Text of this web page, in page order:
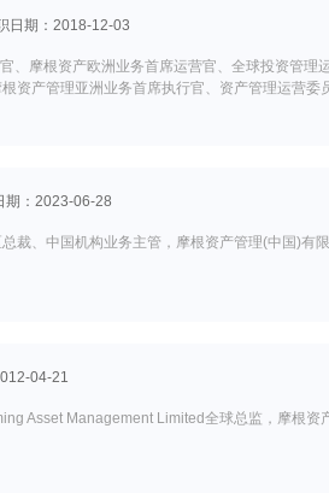
日期：2018-12-03
、摩根资产欧洲业务首席运营官、全球投资管
资产管理亚洲业务首席执行官、资产管理运营
期：2023-06-28
裁、中国机构业务主管，摩根资产管理(中国)有
04-21
Asset Management Limited全球总监，摩根